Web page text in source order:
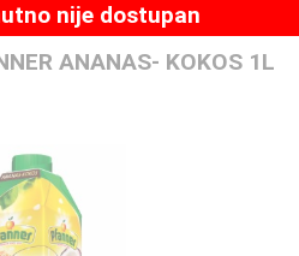
nije dostupan
ANANAS- KOKOS 1L